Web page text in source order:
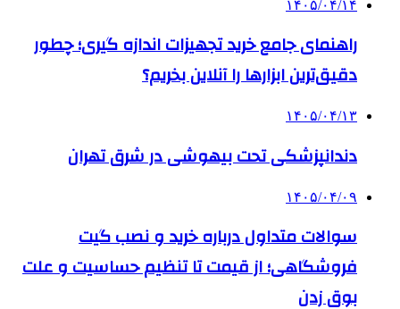
۱۴۰۵/۰۴/۱۴
راهنمای جامع خرید تجهیزات اندازه گیری؛ چطور
دقیق‌ترین ابزارها را آنلاین بخریم؟
۱۴۰۵/۰۴/۱۳
دندانپزشکی تحت بیهوشی در شرق تهران
۱۴۰۵/۰۴/۰۹
سوالات متداول درباره خرید و نصب گیت
فروشگاهی؛ از قیمت تا تنظیم حساسیت و علت
بوق زدن